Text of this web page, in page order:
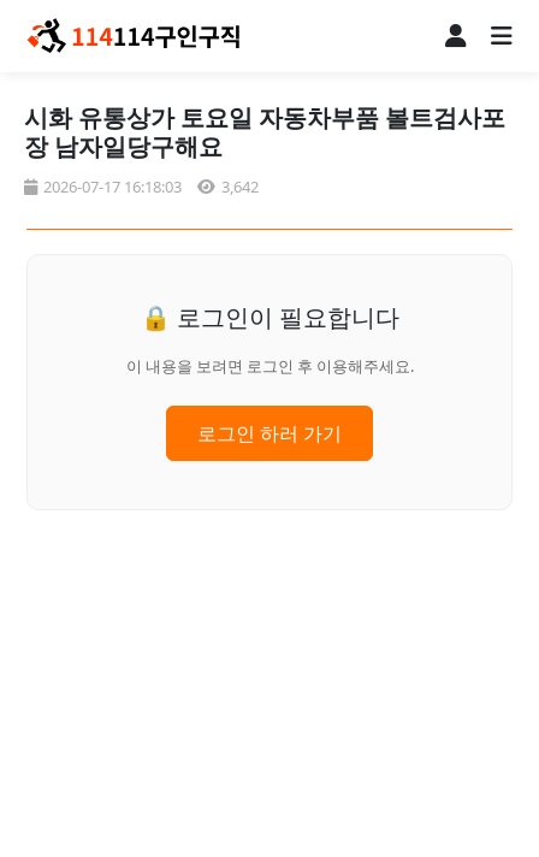
시화 유통상가 토요일 자동차부품 볼트검사포
장 남자일당구해요
2026-07-17 16:18:03 3,642
🔒 로그인이 필요합니다
이 내용을 보려면 로그인 후 이용해주세요.
로그인 하러 가기